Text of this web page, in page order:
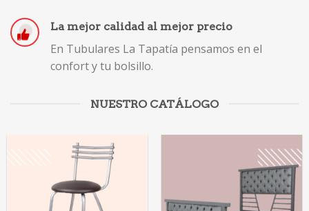
La mejor calidad al mejor precio
En Tubulares La Tapatía pensamos en el
confort y tu bolsillo.
NUESTRO CATÁLOGO